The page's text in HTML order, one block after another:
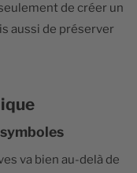
de créer un
aussi de préserver
va bien au-delà de